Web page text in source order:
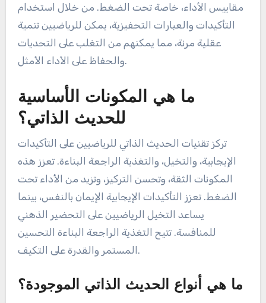
مقاييس الأداء، خاصة تحت الضغط. من خلال استخدام
التأكيدات والعبارات التحفيزية، يمكن للرياضيين تنمية
عقلية مرنة، مما يمكنهم من التغلب على التحديات
والحفاظ على الأداء الأمثل.
ما هي المكونات الأساسية
للحديث الذاتي؟
تركز تقنيات الحديث الذاتي للرياضيين على التأكيدات
الإيجابية، والتخيل، والتغذية الراجعة البناءة. تعزز هذه
المكونات الثقة، وتحسن التركيز، وتزيد من الأداء تحت
الضغط. تعزز التأكيدات الإيجابية الإيمان بالنفس، بينما
يساعد التخيل الرياضيين على التحضير الذهني
للمنافسة. تتيح التغذية الراجعة البناءة التحسين
المستمر والقدرة على التكيف.
ما هي أنواع الحديث الذاتي الموجودة؟